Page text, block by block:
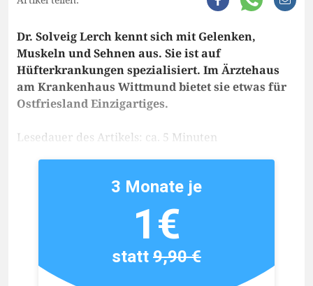
Dr. Solveig Lerch kennt sich mit Gelenken,
Muskeln und Sehnen aus. Sie ist auf
Hüfterkrankungen spezialisiert. Im Ärztehaus
am Krankenhaus Wittmund bietet sie etwas für
Ostfriesland Einzigartiges.
Lesedauer des Artikels: ca. 5 Minuten
3 Monate je
1€
statt9,90 €